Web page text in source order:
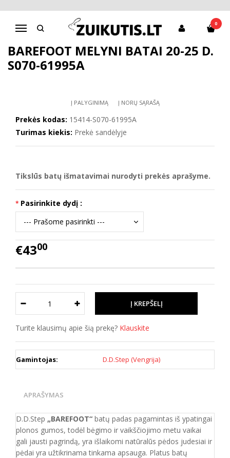
Navigacija
0
Pagrindinis
D.D.Step batai berniukams
Barefoot mėlyni batai 20-25 d. S070-61995A
BAREFOOT MĖLYNI BATAI 20-25 D.
S070-61995A
Į PALYGINIMĄ Į NORŲ SĄRAŠĄ
Prekės kodas: 15414-S070-61995A
Turimas kiekis: Prekė sandėlyje
Tikslūs batų išmatavimai nurodyti prekės aprašyme.
Pasirinkite dydį :
€4300
Turite klausimų apie šią prekę? Klauskite
Gamintojas: D.D.Step (Vengrija)
APRAŠYMAS
D.D.Step „BAREFOOT“ batų padas pagamintas iš ypatingai
plonos gumos, todėl bėgimo ir vaikščiojimo metu vaikai
gali jausti pagrindą, yra išlaikomi natūralūs pėdos judesiai ir
pėdai yra užtikrinama tinkama apsauga. Platus batų